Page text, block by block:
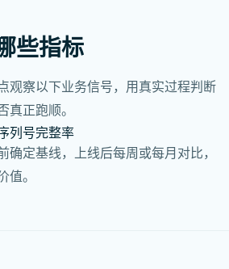
些指标
观察以下业务信号，用真实过程判断
真正跑顺。
列号完整率
确定基线，上线后每周或每月对比，
。